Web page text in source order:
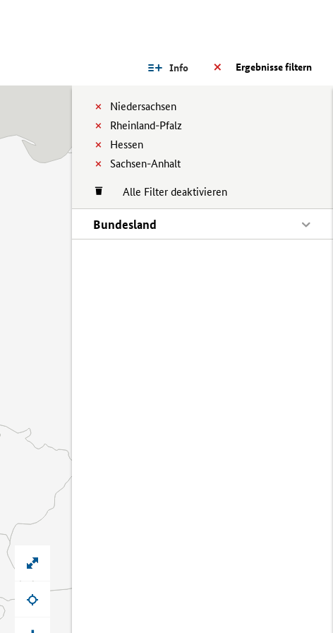
Ergebnisse filtern
Info
Niedersachsen
Rheinland-Pfalz
Hessen
Sachsen-Anhalt
Alle Filter deaktivieren
Bundesland